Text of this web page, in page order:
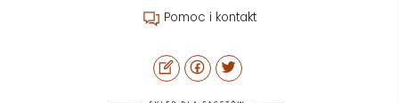
Pomoc i kontakt